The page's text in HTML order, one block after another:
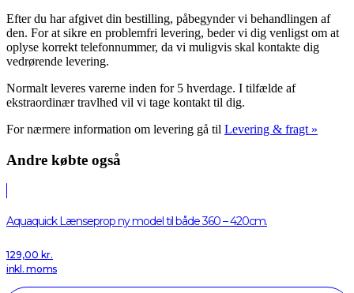
Efter du har afgivet din bestilling, påbegynder vi behandlingen af
den. For at sikre en problemfri levering, beder vi dig venligst om at
oplyse korrekt telefonnummer, da vi muligvis skal kontakte dig
vedrørende levering.
Normalt leveres varerne inden for 5 hverdage. I tilfælde af
ekstraordinær travlhed vil vi tage kontakt til dig.
For nærmere information om levering gå til Levering & fragt »
Andre købte også
Aquaquick Lænseprop ny model til både 360 – 420cm.
129,00 kr.
inkl. moms